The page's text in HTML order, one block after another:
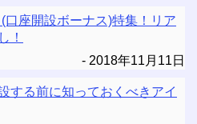
座開設ボーナス)特集！リア
！
2018年11月11日
する前に知っておくべきアイ